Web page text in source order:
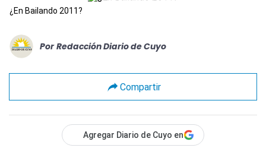
¿En Bailando 2011?
Por Redacción Diario de Cuyo
Compartir
Agregar Diario de Cuyo en